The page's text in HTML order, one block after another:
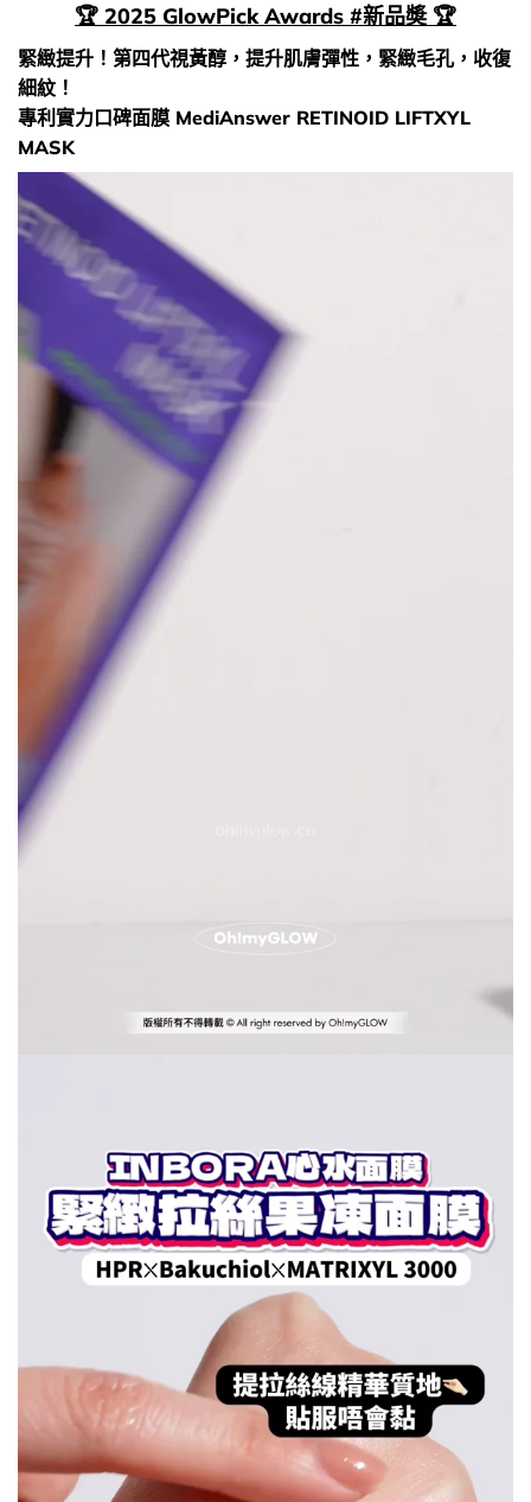
🏆 2025 GlowPick Awards #新品奬 🏆
緊緻提升！第四代視黃醇，提升肌膚彈性，緊緻毛孔，收復
細紋！
專利實力口碑面膜 MediAnswer RETINOID LIFTXYL
MASK